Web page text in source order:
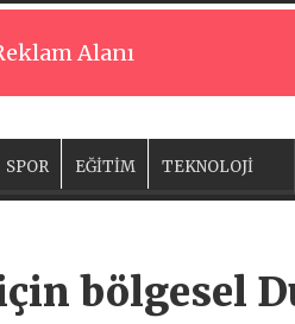
Alanı
SPOR EĞİTİM TEKNOLOJİ
bölgesel